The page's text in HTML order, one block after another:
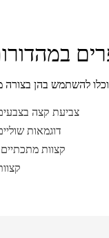
● צביעת קצה
● דוגמאות
● קצוות
●